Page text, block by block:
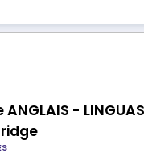
ou futur. Participer à
son avis dans un
-